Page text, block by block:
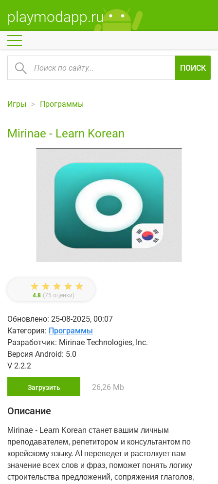
playmodapp.ru
ПОИСК
Игры Программы
Mirinae - Learn Korean
4.8 (75 оценки)
Обновлено: 25-08-2025, 00:07
Категория: Программы
Разработчик: Mirinae Technologies, Inc.
Версия Android: 5.0
V 2.2.2
Загрузить 26,26 Mb
Описание
Mirinae - Learn Korean станет вашим личным
преподавателем, репетитором и консультантом по
корейскому языку. AI переведет и растолкует вам
значение всех слов и фраз, поможет понять логику
строительства предложений, сопряжения глаголов,